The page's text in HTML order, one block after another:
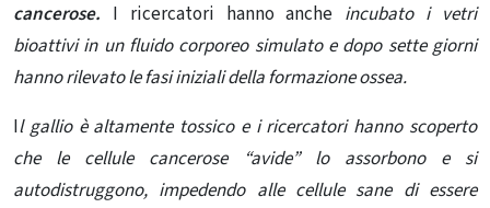
cancerose. I ricercatori hanno anche incubato i vetri
bioattivi in ​​un fluido corporeo simulato e dopo sette giorni
hanno rilevato le fasi iniziali della formazione ossea.
Il gallio è altamente tossico e i ricercatori hanno scoperto
che le cellule cancerose “avide” lo assorbono e si
autodistruggono, impedendo alle cellule sane di essere